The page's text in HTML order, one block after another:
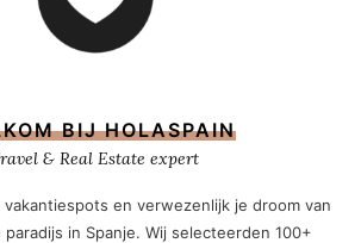
BIJ HOLASPAIN
& Real Estate expert
en verwezenlijk je droom van
in Spanje. Wij selecteerden 100+